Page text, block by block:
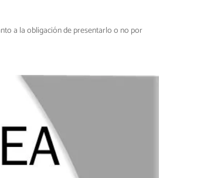
a la obligación de presentarlo o no por